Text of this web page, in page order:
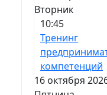
Вторник
10:45
Тренинг
компетенций
16 октября